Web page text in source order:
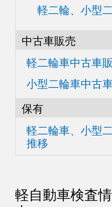
軽二輪、小型
中古車販売
軽二輪車中古車
小型二輪車中古
保有
軽二輪車、小型
推移
軽自動車検査